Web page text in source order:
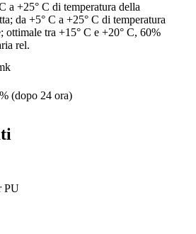
a +25° C di temperatura della
da +5° C a +25° C di temperatura
ottimale tra +15° C e +20° C, 60%
rel.
(dopo 24 ora)
PU